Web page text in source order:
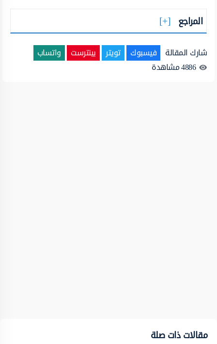
المراجع
شارك المقالة فيسبوك تويتر بينترست
واتساب
4886مشاهدة
مقالات ذات صلة